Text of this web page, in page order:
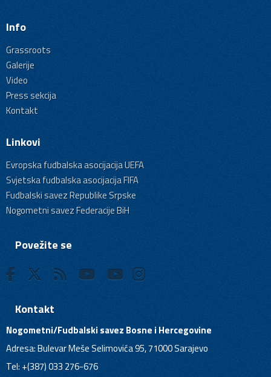
Info
Grassroots
Galerije
Video
Press sekcija
Kontakt
Linkovi
Evropska fudbalska asocijacija UEFA
Svjetska fudbalska asocijacija FIFA
Fudbalski savez Republike Srpske
Nogometni savez Federacije BiH
Povežite se
Kontakt
Nogometni/Fudbalski savez Bosne i Hercegovine
Adresa: Bulevar Meše Selimovića 95, 71000 Sarajevo
Tel: +(387) 033 276-676